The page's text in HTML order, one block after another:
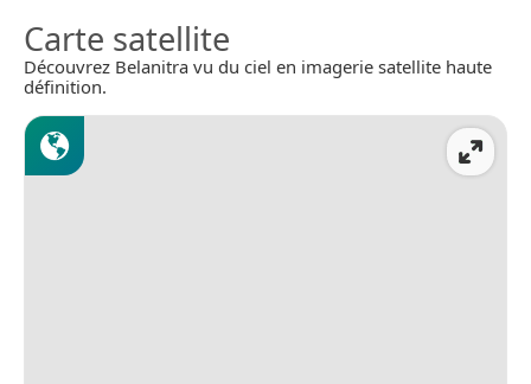
Carte satellite
Découvrez Belanitra vu du ciel en imagerie satellite haute
définition.